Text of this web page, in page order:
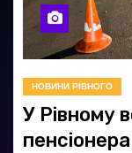
НОВИНИ РІВНОГО
У Рівному